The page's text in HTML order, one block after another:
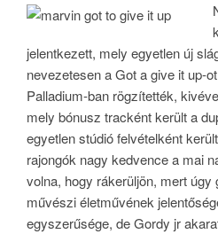
jelentkezett, mely egyetlen új
nevezetesen a Got a give it up-
Palladium-ban rögzítették,
mely bónusz tracként került a
egyetlen stúdió felvételként
rajongók nagy kedvence a mai
volna, hogy rákerüljön, mert úgy
művészi életművének
egyszerűsége, de Gordy jr